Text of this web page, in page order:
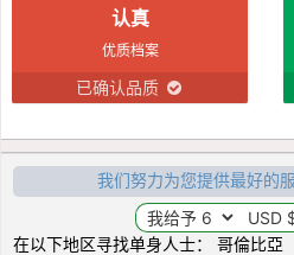
认真
优质档案
已确认品质
我们努力为您提供最好的
在以下地区寻找单身人士： 哥倫比亞